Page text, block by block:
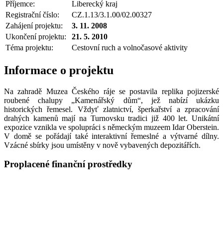
Příjemce:
Liberecký kraj
Registrační číslo:
CZ.1.13/3.1.00/02.00327
Zahájení projektu:
3. 11. 2008
Ukončení projektu:
21. 5. 2010
Téma projektu:
Cestovní ruch a volnočasové aktivity
Informace o projektu
Na zahradě Muzea Českého ráje se postavila replika pojizerské
roubené chalupy „Kamenářský dům“, jež nabízí ukázku
historických řemesel. Vždyť zlatnictví, šperkařství a zpracování
drahých kamenů mají na Turnovsku tradici již 400 let. Unikátní
expozice vznikla ve spolupráci s německým muzeem Idar Oberstein.
V domě se pořádají také interaktivní řemeslné a výtvarné dílny.
Vzácné sbírky jsou umístěny v nově vybavených depozitářích.
Proplacené finanční prostředky